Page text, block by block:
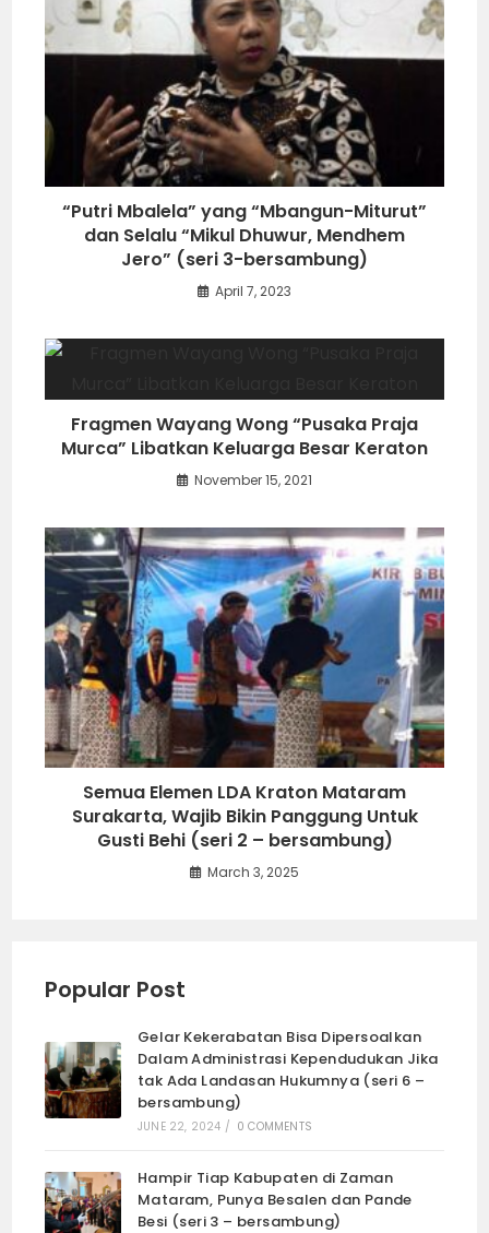
“Putri Mbalela” yang “Mbangun-Miturut”
dan Selalu “Mikul Dhuwur, Mendhem
Jero” (seri 3-bersambung)
April 7, 2023
Fragmen Wayang Wong “Pusaka Praja
Murca” Libatkan Keluarga Besar Keraton
November 15, 2021
Semua Elemen LDA Kraton Mataram
Surakarta, Wajib Bikin Panggung Untuk
Gusti Behi (seri 2 – bersambung)
March 3, 2025
Popular Post
Gelar Kekerabatan Bisa Dipersoalkan
Dalam Administrasi Kependudukan Jika
tak Ada Landasan Hukumnya (seri 6 –
bersambung)
JUNE 22, 2024 / 0 COMMENTS
Hampir Tiap Kabupaten di Zaman
Mataram, Punya Besalen dan Pande
Besi (seri 3 – bersambung)